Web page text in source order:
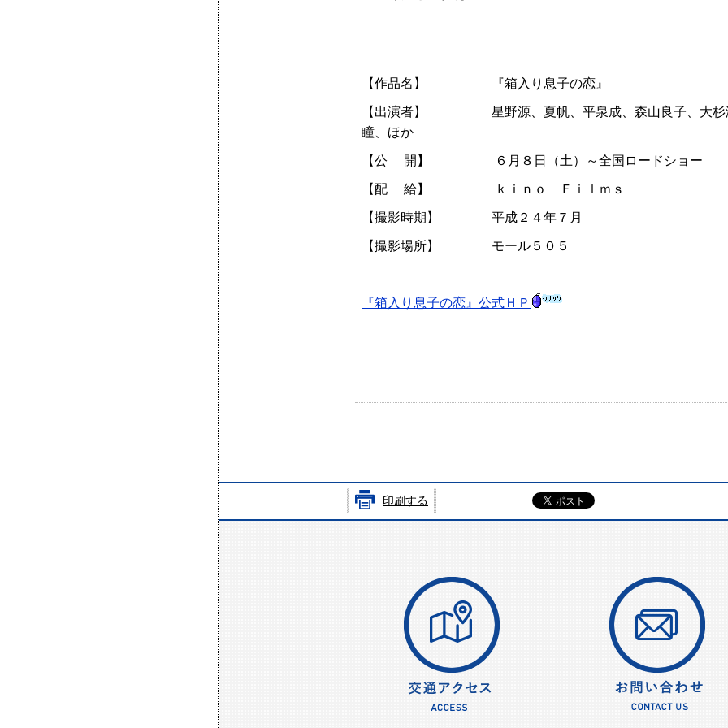
【作品名】 『箱入り息子の恋』
【出演者】 星野源、夏帆、平泉成、森山良子、大杉
瞳、ほか
【公 開】 ６月８日（土）～全国ロードショー
【配 給】 ｋｉｎｏ Ｆｉｌｍｓ
【撮影時期】 平成２４年７月
【撮影場所】 モール５０５
『箱入り息子の恋』公式ＨＰ
印刷する